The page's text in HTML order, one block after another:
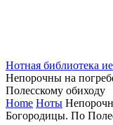
Нотная библиотека
Непорочны на
Полесскому обиходу
Home Ноты
Богородицы. По